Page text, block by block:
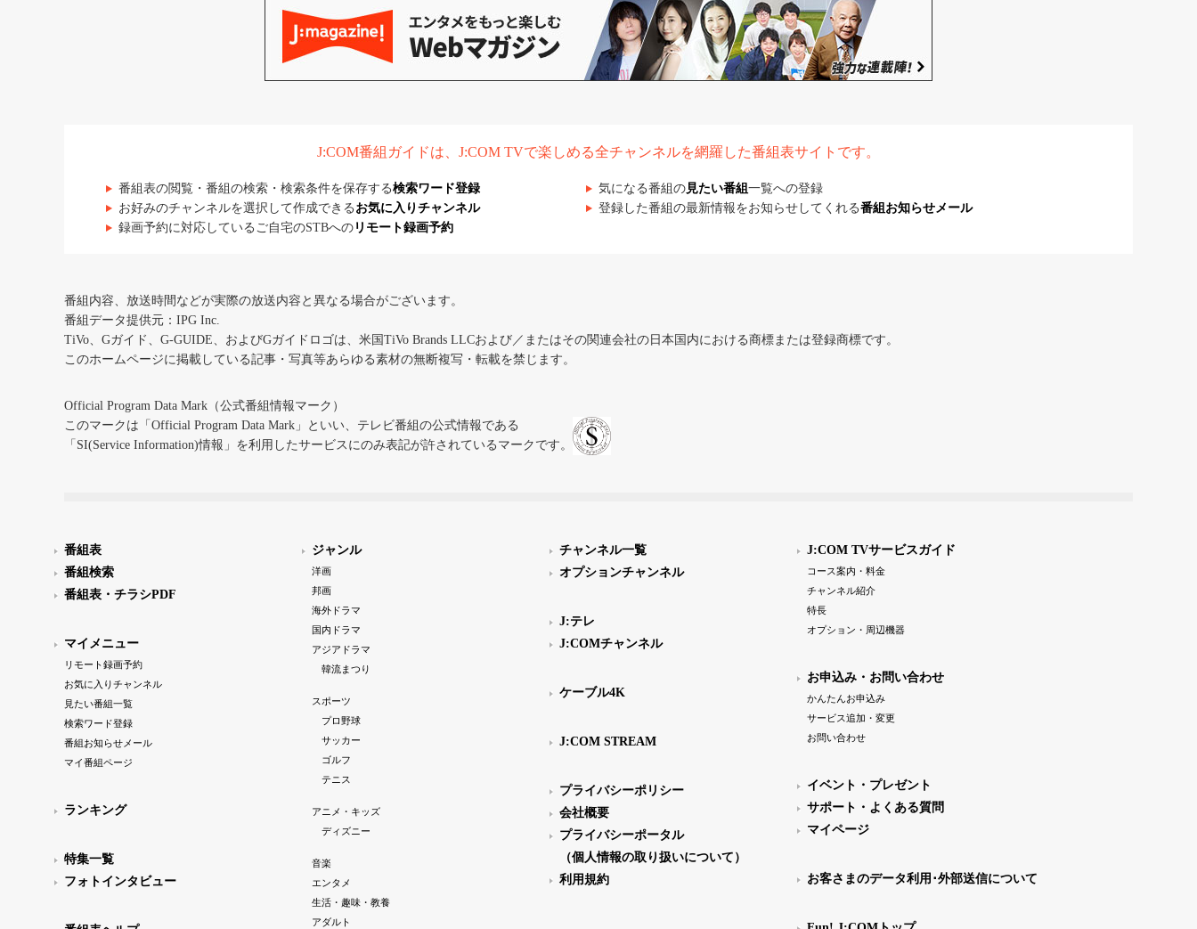
J:COM番組ガイドは、J:COM TVで楽しめる全チャンネルを網羅した番組表サイトです。
番組表の閲覧・番組の検索・検索条件を保存する検索ワード登録 気になる番組の見たい番組 一覧への登録
お好みのチャンネルを選択して作成できる お気に入りチャンネル 登録した番組の最新情報をお知らせしてくれる番組お知らせメール
録画予約に対応しているご自宅のSTBへの リモート録画予約
番組内容、放送時間などが実際の放送内容と異なる場合がございます。
番組データ提供元：IPG Inc.
TiVo、Gガイド、G-GUIDE、およびGガイドロゴは、米国TiVo Brands LLCおよび／またはその関連会社の日本国内における商標または登録商標です。
このホームページに掲載している記事・写真等あらゆる素材の無断複写・転載を禁じます。
Official Program Data Mark（公式番組情報マーク）
このマークは「Official Program Data Mark」といい、テレビ番組の公式情報である
「SI(Service Information)情報」を利用したサービスにのみ表記が許されているマークです。
番組表
番組検索
番組表・チラシPDF
マイメニュー
リモート録画予約
お気に入りチャンネル
見たい番組一覧
検索ワード登録
番組お知らせメール
マイ番組ページ
ランキング
特集一覧
フォトインタビュー
ジャンル
洋画
邦画
海外ドラマ
国内ドラマ
アジアドラマ
韓流まつり
スポーツ
プロ野球
サッカー
ゴルフ
テニス
アニメ・キッズ
ディズニー
音楽
エンタメ
生活・趣味・教養
アダルト
チャンネル一覧
オプションチャンネル
J:テレ
J:COMチャンネル
ケーブル4K
J:COM STREAM
プライバシーポリシー
会社概要
プライバシーポータル
（個人情報の取り扱いについて）
利用規約
J:COM TVサービスガイド
コース案内・料金
チャンネル紹介
特長
オプション・周辺機器
お申込み・お問い合わせ
かんたんお申込み
サービス追加・変更
お問い合わせ
イベント・プレゼント
サポート・よくある質問
マイページ
お客さまのデータ利用･外部送信について